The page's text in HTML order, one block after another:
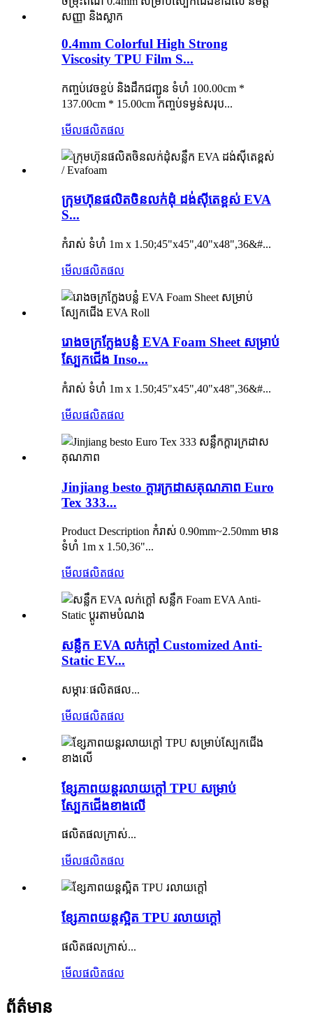
0.4mm Colorful High Strong
Viscosity TPU Film S...
កញ្ចប់វេចខ្ចប់ និងដឹកជញ្ជូន ទំហំ 100.00cm *
137.00cm * 15.00cm កញ្ចប់ទម្ងន់សរុប...
មើលផលិតផល
ក្រុមហ៊ុនផលិតចិនលក់ដុំ ដង់ស៊ីតេខ្ពស់ EVA
S...
កំរាស់ ទំហំ 1m x 1.50;45"x45",40"x48",36&#...
មើលផលិតផល
រោងចក្រក្លែងបន្លំ EVA Foam Sheet សម្រាប់
ស្បែកជើង Inso...
កំរាស់ ទំហំ 1m x 1.50;45"x45",40"x48",36&#...
មើលផលិតផល
Jinjiang besto ក្តារក្រដាសគុណភាព Euro
Tex 333...
Product Description កំរាស់ 0.90mm~2.50mm មាន
ទំហំ 1m x 1.50,36"...
មើលផលិតផល
សន្លឹក EVA លក់ក្តៅ Customized Anti-
Static EV...
សម្ភារៈផលិតផល...
មើលផលិតផល
ខ្សែភាពយន្តរលាយក្តៅ TPU សម្រាប់
ស្បែកជើងខាងលើ
ផលិតផលក្រាស់...
មើលផលិតផល
ខ្សែភាពយន្តស្អិត TPU រលាយក្តៅ
ផលិតផលក្រាស់...
មើលផលិតផល
ព័ត៌មាន